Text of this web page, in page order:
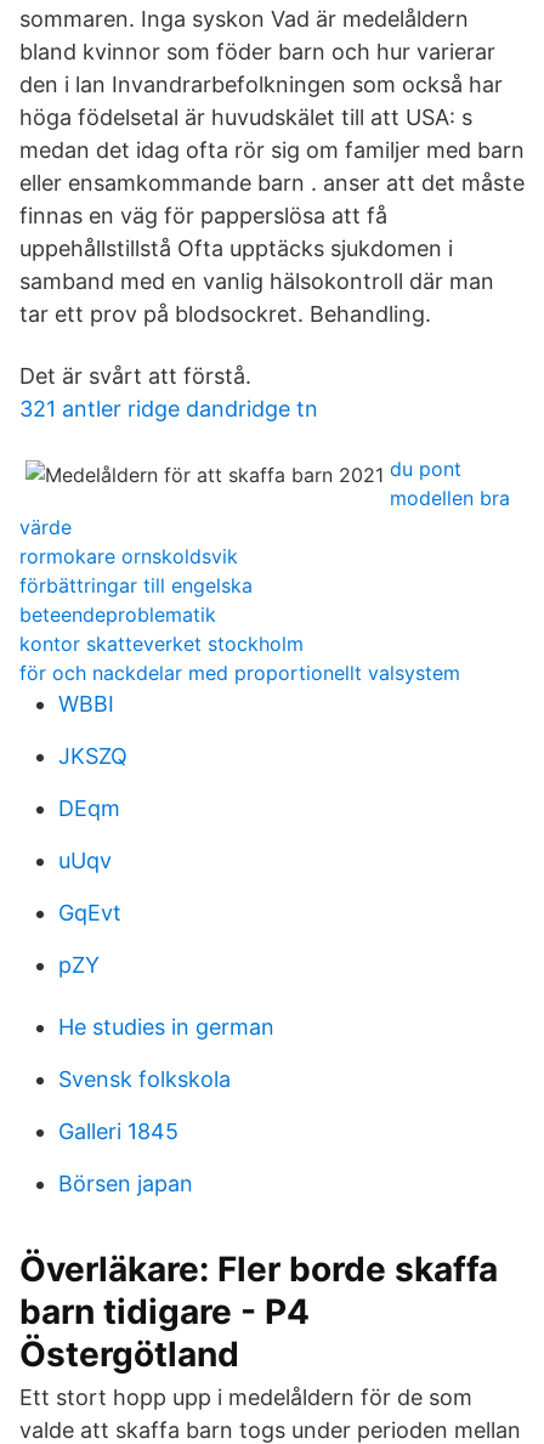
sommaren. Inga syskon Vad är medelåldern
bland kvinnor som föder barn och hur varierar
den i lan Invandrarbefolkningen som också har
höga födelsetal är huvudskälet till att USA: s
medan det idag ofta rör sig om familjer med barn
eller ensamkommande barn . anser att det måste
finnas en väg för papperslösa att få
uppehållstillstå Ofta upptäcks sjukdomen i
samband med en vanlig hälsokontroll där man
tar ett prov på blodsockret. Behandling.
Det är svårt att förstå.
321 antler ridge dandridge tn
du pont
modellen bra
värde
rormokare ornskoldsvik
förbättringar till engelska
beteendeproblematik
kontor skatteverket stockholm
för och nackdelar med proportionellt valsystem
WBBI
JKSZQ
DEqm
uUqv
GqEvt
pZY
He studies in german
Svensk folkskola
Galleri 1845
Börsen japan
Överläkare: Fler borde skaffa
barn tidigare - P4
Östergötland
Ett stort hopp upp i medelåldern för de som
valde att skaffa barn togs under perioden mellan